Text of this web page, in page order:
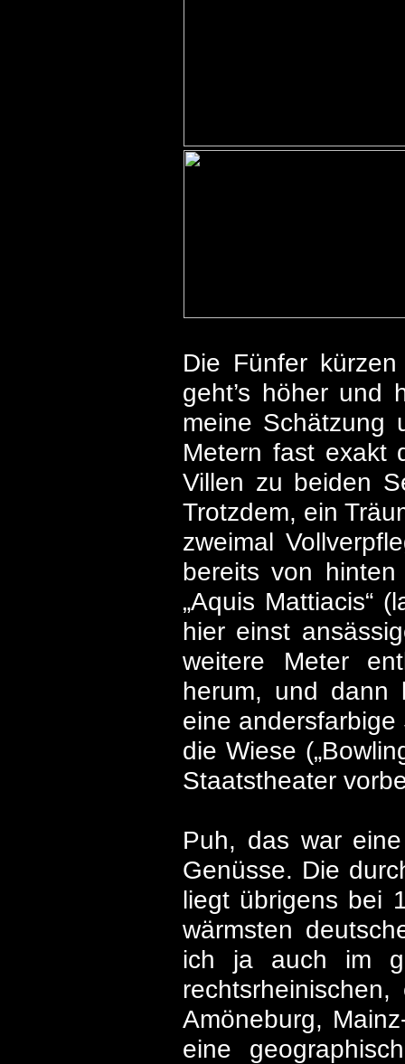
Die Fünfer
geht’s höher und
meine Schätzung
Metern fast exakt
Villen zu beiden
Trotzdem, ein
zweimal
bereits von
„Aquis Mattiacis“
hier einst
weitere Meter
herum, und dann
eine
die Wiese
Staatstheater
Puh, das war
Genüsse. Die
liegt übrigens bei
wärmsten
ich ja auch im
Amöneburg,
eine